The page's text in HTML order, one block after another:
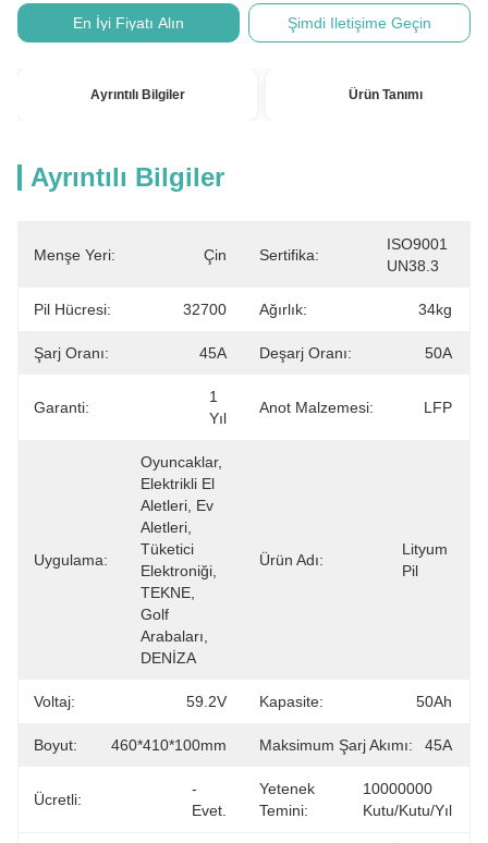
En İyi Fiyatı Alın Şimdi Iletişime Geçin
Ayrıntılı Bilgiler Ürün Tanımı
Ayrıntılı Bilgiler
Menşe Yeri: Çin Sertifika:
ISO9001
UN38.3
Pil Hücresi: 32700 Ağırlık: 34kg
Şarj Oranı: 45A Deşarj Oranı: 50A
Garanti:
1
Yıl
Anot Malzemesi: LFP
Uygulama:
Oyuncaklar,
Elektrikli El
Aletleri, Ev
Aletleri,
Tüketici
Elektroniği,
TEKNE,
Golf
Arabaları,
DENİZA
Ürün Adı:
Lityum
Pil
Voltaj: 59.2V Kapasite: 50Ah
Boyut: 460*410*100mm Maksimum Şarj Akımı: 45A
Ücretli:
-
Evet.
Yetenek
Temini:
10000000
Kutu/Kutu/Yıl